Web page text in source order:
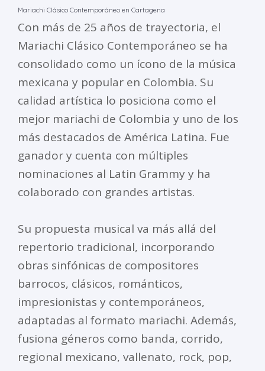
Mariachi Clásico Contemporáneo en Cartagena
Con más de 25 años de trayectoria, el
Mariachi Clásico Contemporáneo se ha
consolidado como un ícono de la música
mexicana y popular en Colombia. Su
calidad artística lo posiciona como el
mejor mariachi de Colombia y uno de los
más destacados de América Latina. Fue
ganador y cuenta con múltiples
nominaciones al Latin Grammy y ha
colaborado con grandes artistas.
Su propuesta musical va más allá del
repertorio tradicional, incorporando
obras sinfónicas de compositores
barrocos, clásicos, románticos,
impresionistas y contemporáneos,
adaptadas al formato mariachi. Además,
fusiona géneros como banda, corrido,
regional mexicano, vallenato, rock, pop,